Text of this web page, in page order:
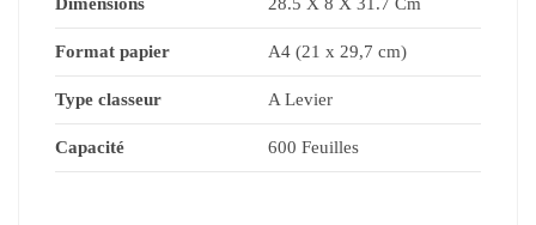
Dimensions 28.5 X 8 X 31.7 Cm
Format papier A4 (21 x 29,7 cm)
Type classeur A Levier
Capacité 600 Feuilles